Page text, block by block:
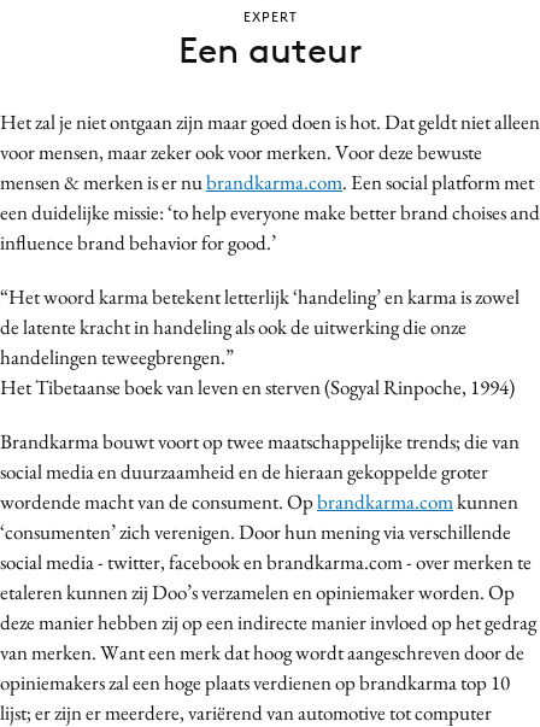
Contentmarketing
Craft
Customer Experience
Data & Insights
Digital transformation
Diversiteit
Effectiviteit
Influencer marketing
Interne communicatie
Martech
Media
Merkstrategie
PR
Programmatic
Purpose Marketing
Het zal je niet ontgaan zijn maar goed doen is hot. Dat geldt niet alleen
voor mensen, maar zeker ook voor merken. Voor deze bewuste
mensen & merken is er nubrandkarma.com. Een social platform met
een duidelijke missie: ‘to help everyone make better brand choises and
influence brand behavior for good.’
“Het woord karma betekent letterlijk ‘handeling’ en karma is zowel
de latente kracht in handeling als ook de uitwerking die onze
handelingen teweegbrengen.”
Het Tibetaanse boek van leven en sterven (Sogyal Rinpoche, 1994)
Brandkarma bouwt voort op twee maatschappelijke trends; die van
social media en duurzaamheid en de hieraan gekoppelde groter
wordende macht van de consument. Opbrandkarma.comkunnen
‘consumenten’ zich verenigen. Door hun mening via verschillende
social media - twitter, facebook en brandkarma.com - over merken te
etaleren kunnen zij Doo’s verzamelen en opiniemaker worden. Op
deze manier hebben zij op een indirecte manier invloed op het gedrag
van merken. Want een merk dat hoog wordt aangeschreven door de
opiniemakers zal een hoge plaats verdienen op brandkarma top 10
lijst; er zijn er meerdere, variërend van automotive tot computer
EXPERT
Een auteur